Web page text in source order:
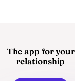
The app for your
relationship